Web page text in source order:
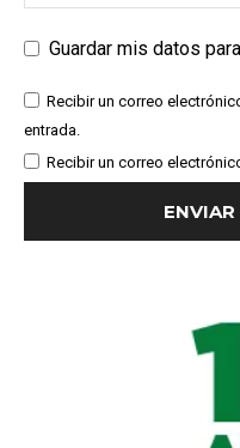
Guardar mis datos
Recibir un correo
entrada.
Recibir un correo